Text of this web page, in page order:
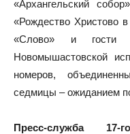
«Архангельский
«Рождество Христово в
«Слово» и
Новомышастовской
номеров,
седмицы – ожиданием
Пресс-служба 17-